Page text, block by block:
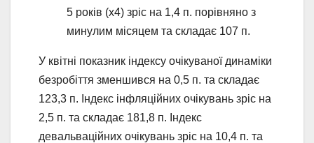
5 років (х4) зріс на 1,4 п. порівняно з
минулим місяцем та складає 107 п.
У квітні показник індексу очікуваної динаміки
безробіття зменшився на 0,5 п. та складає
123,3 п. Індекс інфляційних очікувань зріс на
2,5 п. та складає 181,8 п. Індекс
девальваційних очікувань зріс на 10,4 п. та